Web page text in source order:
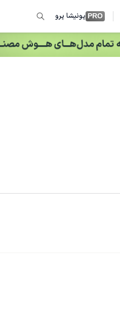
PRO پونیشا پرو